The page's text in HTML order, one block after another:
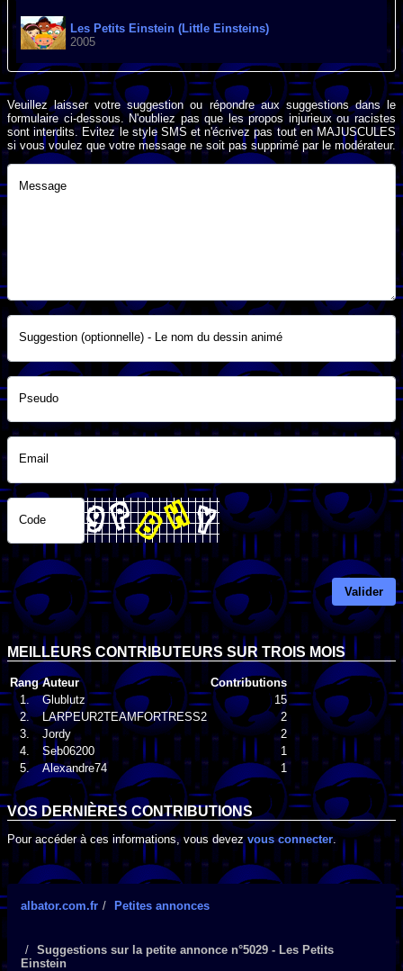
Les Petits Einstein (Little Einsteins)
2005
Veuillez laisser votre suggestion ou répondre aux suggestions dans le
formulaire ci-dessous. N'oubliez pas que les propos injurieux ou racistes
sont interdits. Evitez le style SMS et n'écrivez pas tout en MAJUSCULES
si vous voulez que votre message ne soit pas supprimé par le modérateur.
Message
Suggestion (optionnelle) - Le nom du dessin animé
Pseudo
Email
Code
Valider
MEILLEURS CONTRIBUTEURS SUR TROIS MOIS
Rang Auteur
Contributions
1.
Glublutz
15
2.
LARPEUR2TEAMFORTRESS2
2
3.
Jordy
2
4.
Seb06200
1
5.
Alexandre74 1
VOS DERNIÈRES CONTRIBUTIONS
Pour accéder à ces informations, vous devezvous connecter.
albator.com.fr Petites annonces
Suggestions sur la petite annonce n°5029 - Les Petits
Einstein